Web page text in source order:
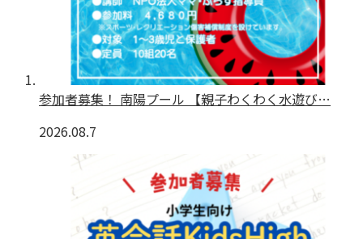
参加者募集！ 南陽プール 【親子わくわく水遊び…
2026.08.7